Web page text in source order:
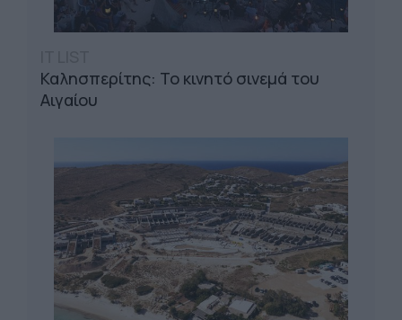
Καλησπερίτης: Το κινητό σινεμά του
Αιγαίου